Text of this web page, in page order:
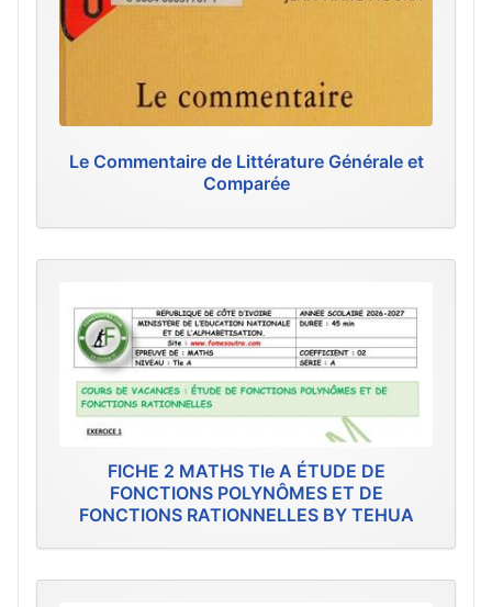
Le Commentaire de Littérature Générale et
Comparée
FICHE 2 MATHS Tle A ÉTUDE DE
FONCTIONS POLYNÔMES ET DE
FONCTIONS RATIONNELLES BY TEHUA